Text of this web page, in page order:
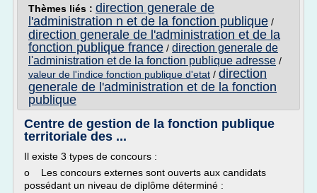
Thèmes liés : direction generale de
l'administration n et de la fonction publique /
direction generale de l'administration et de la
fonction publique france / direction generale de
l'administration et de la fonction publique adresse /
valeur de l'indice fonction publique d'etat / direction
generale de l'administration et de la fonction
publique
Centre de gestion de la fonction publique
territoriale des ...
Il existe 3 types de concours :
o Les concours externes sont ouverts aux candidats
possédant un niveau de diplôme déterminé :